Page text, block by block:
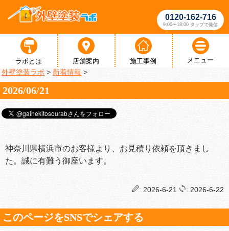
0120-162-716
9:00〜18:00 タップで発信
ラボとは 店舗案内 施工事例 メニュー
外壁塗装ラボ > 新着情報 >
2026/06/21
神奈川県横浜市のお客様より、お見積り依頼を頂きまし
た。誠に有難う御座います。
: 2026-6-21 : 2026-6-22
このページをSNSでシェアする